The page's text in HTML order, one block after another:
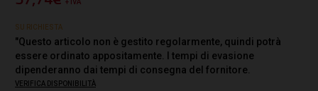
+ IVA
SU RICHIESTA
"Questo articolo non è gestito regolarmente, quindi potrà
essere ordinato appositamente. I tempi di evasione
dipenderanno dai tempi di consegna del fornitore.
VERIFICA DISPONIBILITÀ